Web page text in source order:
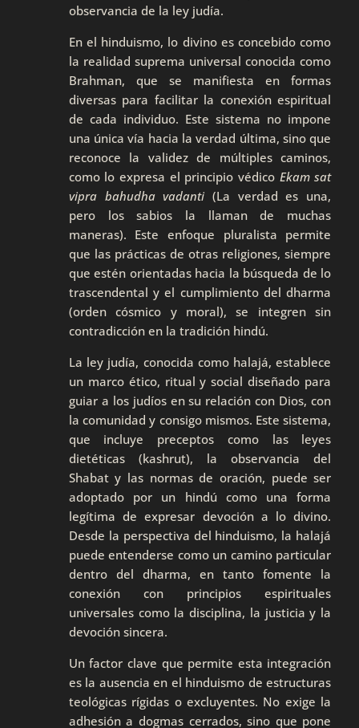
observancia de la ley judía.
En el hinduismo, lo divino es concebido como
la realidad suprema universal conocida como
Brahman, que se manifiesta en formas
diversas para facilitar la conexión espiritual
de cada individuo. Este sistema no impone
una única vía hacia la verdad última, sino que
reconoce la validez de múltiples caminos,
como lo expresa el principio védico Ekam sat
vipra bahudha vadanti (La verdad es una,
pero los sabios la llaman de muchas
maneras). Este enfoque pluralista permite
que las prácticas de otras religiones, siempre
que estén orientadas hacia la búsqueda de lo
trascendental y el cumplimiento del dharma
(orden cósmico y moral), se integren sin
contradicción en la tradición hindú.
La ley judía, conocida como halajá, establece
un marco ético, ritual y social diseñado para
guiar a los judíos en su relación con Dios, con
la comunidad y consigo mismos. Este sistema,
que incluye preceptos como las leyes
dietéticas (kashrut), la observancia del
Shabat y las normas de oración, puede ser
adoptado por un hindú como una forma
legítima de expresar devoción a lo divino.
Desde la perspectiva del hinduismo, la halajá
puede entenderse como un camino particular
dentro del dharma, en tanto fomente la
conexión con principios espirituales
universales como la disciplina, la justicia y la
devoción sincera.
Un factor clave que permite esta integración
es la ausencia en el hinduismo de estructuras
teológicas rígidas o excluyentes. No exige la
adhesión a dogmas cerrados, sino que pone